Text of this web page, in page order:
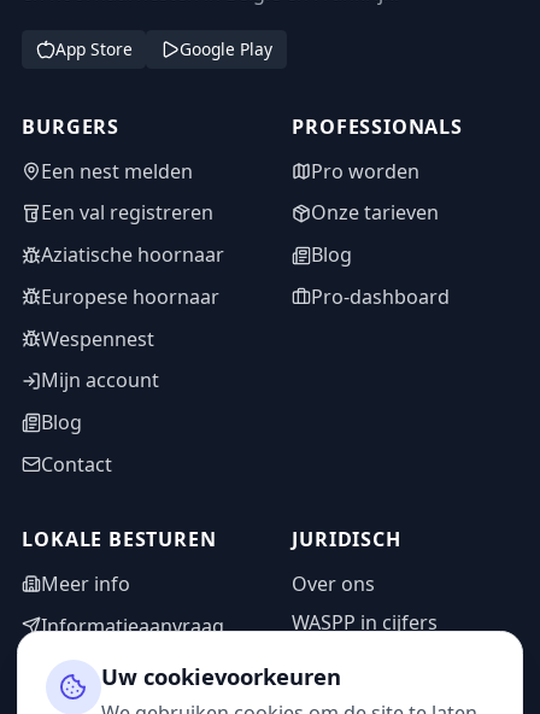
App Store Google Play
BURGERS
Een nest melden
Een val registreren
Aziatische hoornaar
Europese hoornaar
Wespennest
Mijn account
Blog
Contact
PROFESSIONALS
Pro worden
Onze tarieven
Blog
Pro-dashboard
LOKALE BESTUREN
Meer info
Informatieaanvraag
Adminzone
JURIDISCH
Over ons
WASPP in cijfers
Privacybeleid
Uw cookievoorkeuren